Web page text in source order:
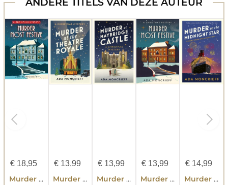
€18,95
Murder Most Festive: A Cozy Christmas Mystery
€13,99
Murder At The Theatre Royale
€ 13,99
Murder At Maybridge Castle
€ 13,99
Murder Most Festive
€ 14,99
Murder on the Midnight Star